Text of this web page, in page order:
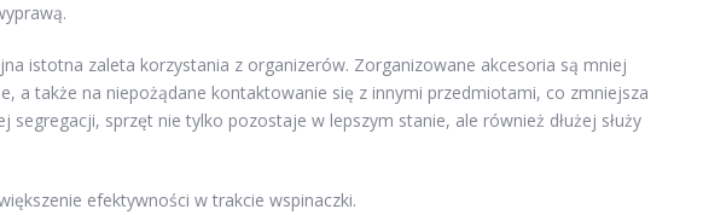
istotna zaleta korzystania z organizerów. Zorganizowane akcesoria są mniej
a także na niepożądane kontaktowanie się z innymi przedmiotami, co zmniejsza
segregacji, sprzęt nie tylko pozostaje w lepszym stanie, ale również dłużej służy
efektywności w trakcie wspinaczki.